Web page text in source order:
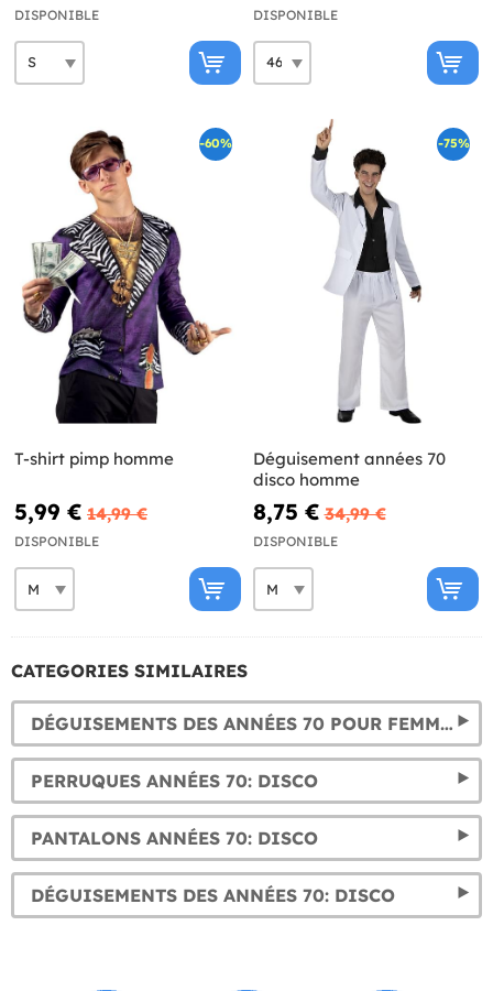
DISPONIBLE DISPONIBLE
-60%
T-shirt pimp homme
5,99 € 14,99 €
DISPONIBLE
-75%
Déguisement années 70
disco homme
8,75 € 34,99 €
DISPONIBLE
CATEGORIES SIMILAIRES
DÉGUISEMENTS DES ANNÉES 70 POUR FEMME: DISCO
PERRUQUES ANNÉES 70: DISCO
PANTALONS ANNÉES 70: DISCO
DÉGUISEMENTS DES ANNÉES 70: DISCO